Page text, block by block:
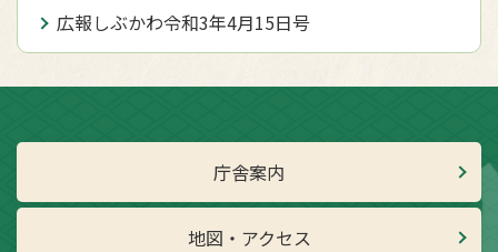
広報しぶかわ令和3年4月15日号
庁舎案内
地図・アクセス